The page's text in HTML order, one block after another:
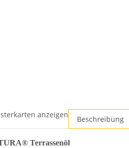
anzeigen Beschreibung
Terrassenöl